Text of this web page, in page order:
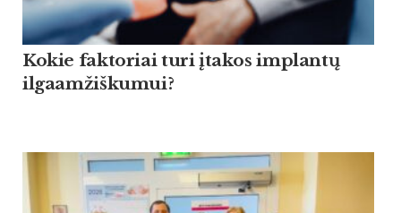
Kokie faktoriai turi įtakos implantų
ilgaamžiškumui?